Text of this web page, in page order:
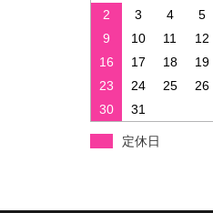
2
3 4 5
9
10 11 12
16
17 18 19
23
24 25 26
30
31
定休日